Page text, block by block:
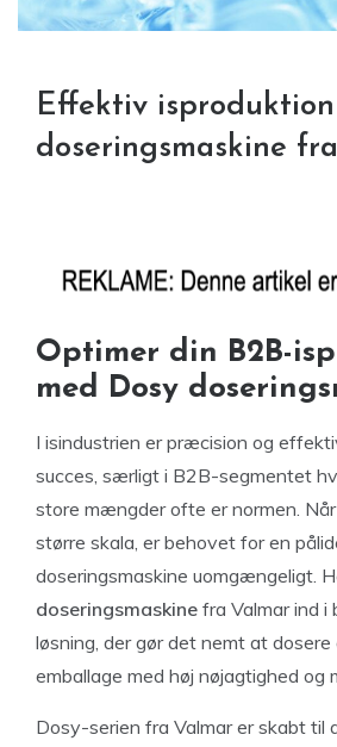
Effektiv
doseringsmaskine
Optimer din B2B-
med Dosy
I isindustrien er præcision og
succes, særligt i B2B-segmentet
store mængder ofte er normen. Når
større skala, er behovet for en
doseringsmaskine uomgængeligt.
doseringsmaskine fra Valmar ind i
løsning, der gør det nemt at dosere
emballage med høj nøjagtighed og
Dosy-serien fra Valmar er skabt til